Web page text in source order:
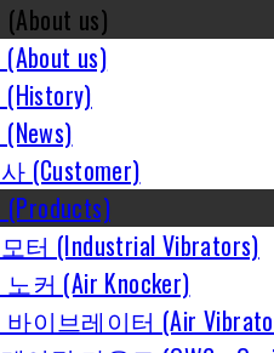
us)
us)
(Customer)
터 (Industrial Vibrators)
커 (Air Knocker)
이브레이터 (Air